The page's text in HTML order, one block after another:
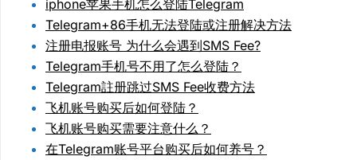
iphone苹果手机怎么登陆Telegram
Telegram+86手机无法登陆或注册解决方法
注册电报账号 为什么会遇到SMS Fee?
Telegram手机号不用了怎么登陆？
Telegram註册跳过SMS Fee收费方法
飞机账号购买后如何登陆？
飞机账号购买需要注意什么？
在Telegram账号平台购买后如何养号？